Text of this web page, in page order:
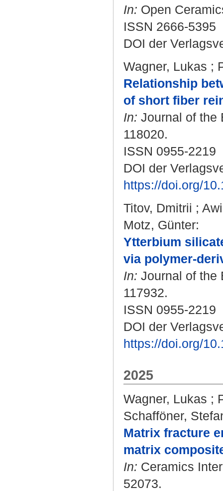
In: Open
ISSN 2666-5395
DOI der
Wagner, Lukas ;
Relationship
of short fiber
In: Journal of the
118020.
ISSN 0955-2219
DOI der
https://doi.org/
Titov, Dmitrii ;
Motz, Günter:
Ytterbium
via polymer-
In: Journal of the
117932.
ISSN 0955-2219
DOI der
https://doi.org/
2025
Wagner, Lukas ;
Schafföner,
Matrix fracture
matrix
In: Ceramics
52073.